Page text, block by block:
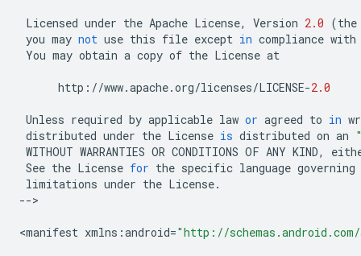
Licensed under the Apache License, Version 2.0 (the
you may not use this file except in compliance with
You may obtain a copy of the License at
http : //www.apache.org/licenses/LICENSE-2.0
Unless required by applicable law or agreed to in
distributed under the License is distributed on an
WITHOUT WARRANTIES OR CONDITIONS OF ANY KIND,
See the License for the specific language governing
limitations under the License.
-->
<manifest xmlns :android="http://